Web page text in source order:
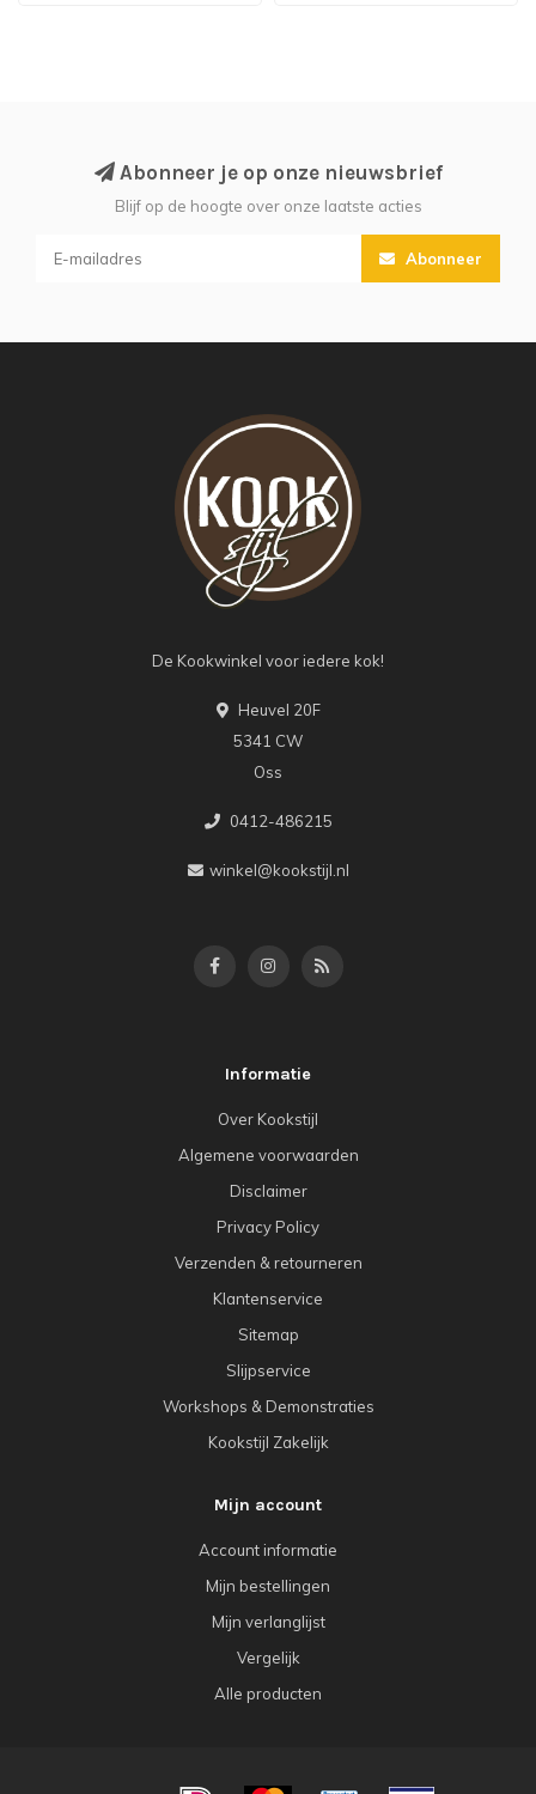
Abonneer je op onze nieuwsbrief
Blijf op de hoogte over onze laatste acties
Abonneer
De Kookwinkel voor iedere kok!
Heuvel 20F
5341 CW
Oss
0412-486215
winkel@kookstijl.nl
Informatie
Over Kookstijl
Algemene voorwaarden
Disclaimer
Privacy Policy
Verzenden & retourneren
Klantenservice
Sitemap
Slijpservice
Workshops & Demonstraties
Kookstijl Zakelijk
Mijn account
Account informatie
Mijn bestellingen
Mijn verlanglijst
Vergelijk
Alle producten